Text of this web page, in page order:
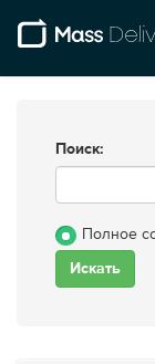
Поиск:
Полное